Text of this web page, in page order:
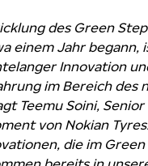
des Green
einem Jahr begann,
Innovation
im Bereich des
Teemu Soini, Senior
von Nokian
die im Green